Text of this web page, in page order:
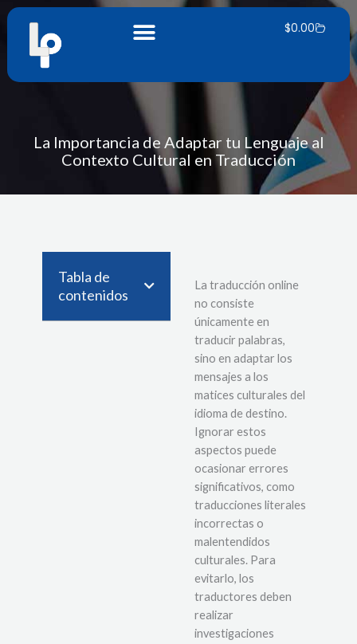
contenido
$0.00Carrito
La Importancia de Adaptar tu Lenguaje al
Contexto Cultural en Traducción
Tabla de
contenidos
La traducción online
no consiste
únicamente en
traducir palabras,
sino en adaptar los
mensajes a los
matices culturales del
idioma de destino.
Ignorar estos
aspectos puede
ocasionar errores
significativos, como
traducciones literales
incorrectas o
malentendidos
culturales. Para
evitarlo, los
traductores deben
realizar
investigaciones